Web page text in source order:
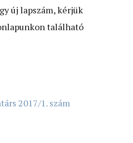
új lapszám, kérjük
található
2017/1. szám